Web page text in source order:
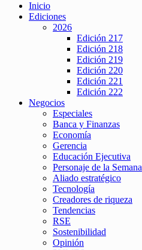
Inicio
Ediciones
2026
Edición 217
Edición 218
Edición 219
Edición 220
Edición 221
Edición 222
Negocios
Especiales
Banca y Finanzas
Economía
Gerencia
Educación Ejecutiva
Personaje de la Semana
Aliado estratégico
Tecnología
Creadores de riqueza
Tendencias
RSE
Sostenibilidad
Opinión